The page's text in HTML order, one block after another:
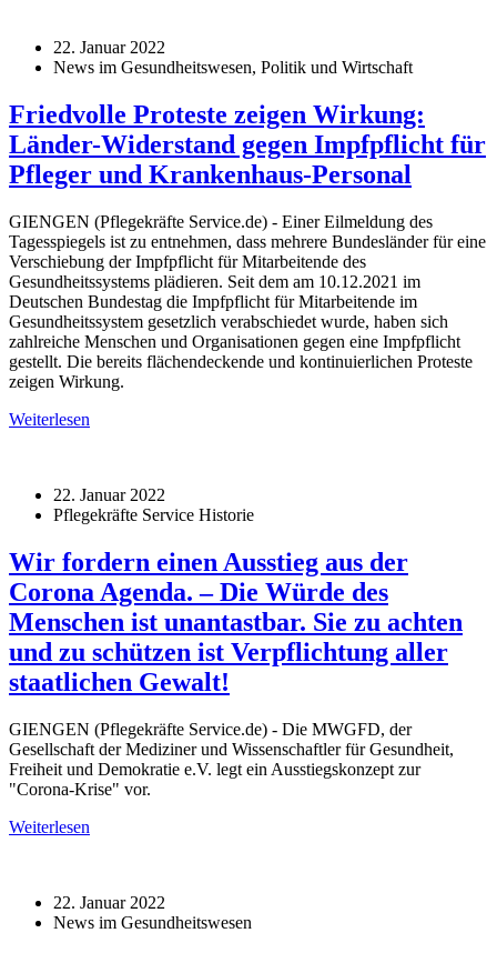
22. Januar 2022
News im Gesundheitswesen, Politik und Wirtschaft
Friedvolle Proteste zeigen Wirkung:
Länder-Widerstand gegen Impfpflicht für
Pfleger und Krankenhaus-Personal
GIENGEN (Pflegekräfte Service.de) - Einer Eilmeldung des
Tagesspiegels ist zu entnehmen, dass mehrere Bundesländer für eine
Verschiebung der Impfpflicht für Mitarbeitende des
Gesundheitssystems plädieren. Seit dem am 10.12.2021 im
Deutschen Bundestag die Impfpflicht für Mitarbeitende im
Gesundheitssystem gesetzlich verabschiedet wurde, haben sich
zahlreiche Menschen und Organisationen gegen eine Impfpflicht
gestellt. Die bereits flächendeckende und kontinuierlichen Proteste
zeigen Wirkung.
Weiterlesen
22. Januar 2022
Pflegekräfte Service Historie
Wir fordern einen Ausstieg aus der
Corona Agenda. – Die Würde des
Menschen ist unantastbar. Sie zu achten
und zu schützen ist Verpflichtung aller
staatlichen Gewalt!
GIENGEN (Pflegekräfte Service.de) - Die MWGFD, der
Gesellschaft der Mediziner und Wissenschaftler für Gesundheit,
Freiheit und Demokratie e.V. legt ein Ausstiegskonzept zur
"Corona-Krise" vor.
Weiterlesen
22. Januar 2022
News im Gesundheitswesen